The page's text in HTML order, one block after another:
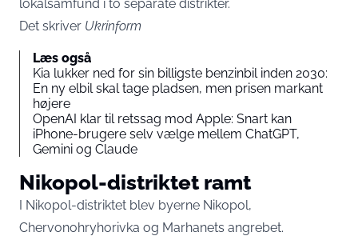
lokalsamfund i to separate distrikter.
Det skriver Ukrinform
Læs også
Kia lukker ned for sin billigste benzinbil inden 2030:
En ny elbil skal tage pladsen, men prisen markant
højere
OpenAI klar til retssag mod Apple: Snart kan
iPhone-brugere selv vælge mellem ChatGPT,
Gemini og Claude
Nikopol-distriktet ramt
I Nikopol-distriktet blev byerne Nikopol,
Chervonohryhorivka og Marhanets angrebet.